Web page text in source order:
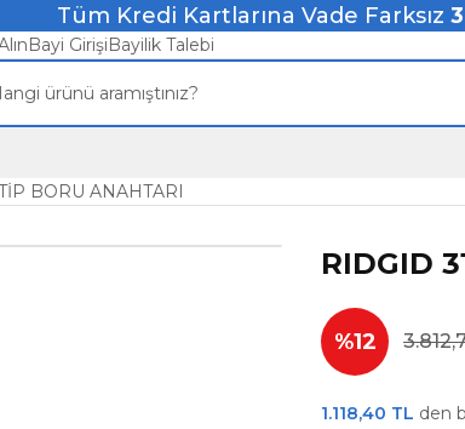
Tüm Kredi Kartlarına Vade Farksız 3
Bayi GirişiBayilik Talebi
BORU ANAHTARI
RIDGID
%12
1.118,40 TL den